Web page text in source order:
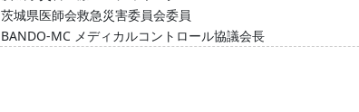
茨城県医師会救急災害委員会委員
BANDO-MC メディカルコントロール協議会長